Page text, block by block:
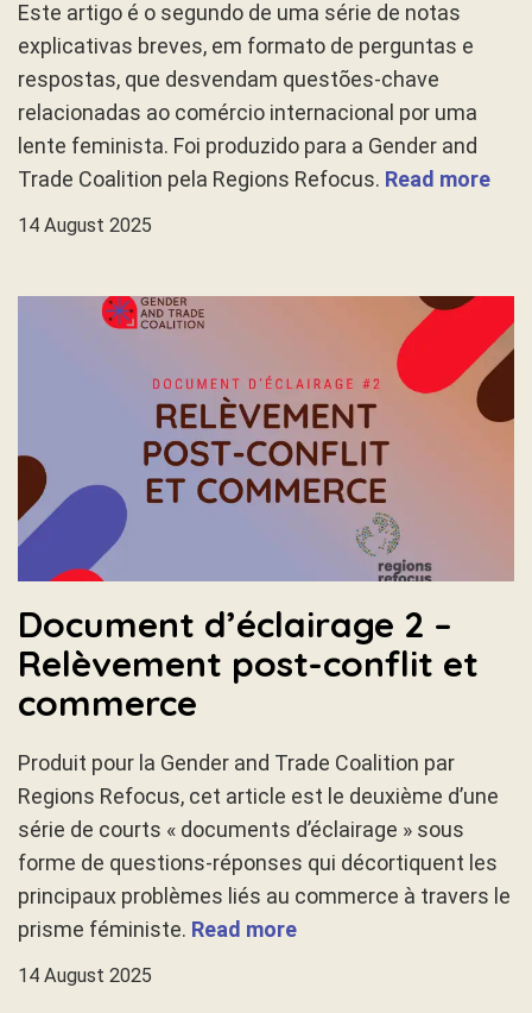
Este artigo é o segundo de uma série de notas
explicativas breves, em formato de perguntas e
respostas, que desvendam questões-chave
relacionadas ao comércio internacional por uma
lente feminista. Foi produzido para a Gender and
Trade Coalition pela Regions Refocus. Read more
14 August 2025
Document d’éclairage 2 –
Relèvement post-conflit et
commerce
Produit pour la Gender and Trade Coalition par
Regions Refocus, cet article est le deuxième d’une
série de courts « documents d’éclairage » sous
forme de questions-réponses qui décortiquent les
principaux problèmes liés au commerce à travers le
prisme féministe. Read more
14 August 2025